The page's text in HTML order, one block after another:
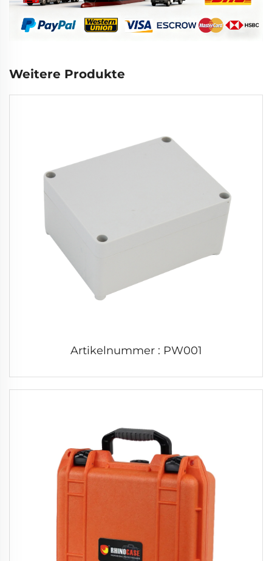
Weitere Produkte
Artikelnummer : PW001